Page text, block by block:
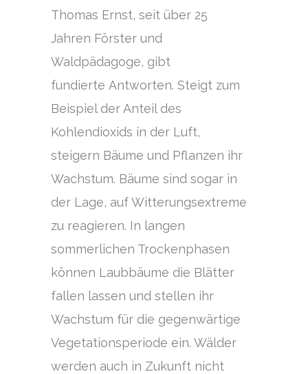
Thomas Ernst, seit über 25
Jahren Förster und
Waldpädagoge, gibt
fundierte Antworten. Steigt zum
Beispiel der Anteil des
Kohlendioxids in der Luft,
steigern Bäume und Pflanzen ihr
Wachstum. Bäume sind sogar in
der Lage, auf Witterungsextreme
zu reagieren. In langen
sommerlichen Trockenphasen
können Laubbäume die Blätter
fallen lassen und stellen ihr
Wachstum für die gegenwärtige
Vegetationsperiode ein. Wälder
werden auch in Zukunft nicht